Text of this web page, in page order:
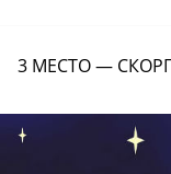
3 МЕСТО —